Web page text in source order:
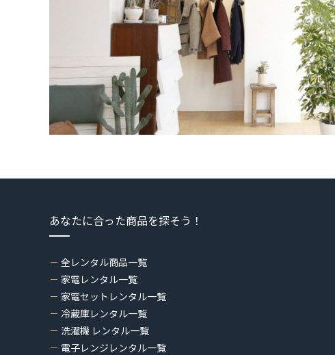
あなたに合った商品を探そう！
全レンタル商品一覧
家電レンタル一覧
家電セットレンタル一覧
冷蔵庫レンタル一覧
洗濯機 レンタル一覧
電子レンジレンタル一覧